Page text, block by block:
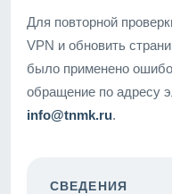
Для повторной
VPN и обновить
было применено
обращение по адресу
info@tnmk.ru.
СВЕДЕНИЯ